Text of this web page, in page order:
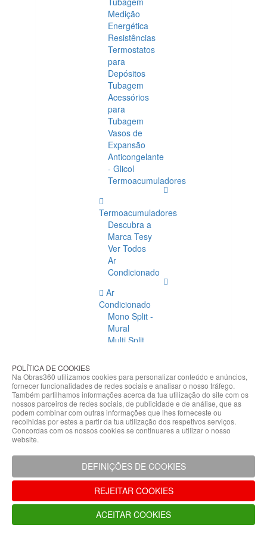
Medição
Energética
Resistências
Termostatos
para
Depósitos
Tubagem
Acessórios
para
Tubagem
Vasos de
Expansão
Anticongelante
- Glicol
Termoacumuladores
Termoacumuladores
Descubra a
Marca Tesy
Ver Todos
Ar
Condicionado
Ar
Condicionado
Mono Split -
Mural
Multi Split
Condicionado
Acessórios
Climatização
Acessórios
Climatização
Hidráulicas
Controladores
Fixações e
Acessórios
Isolamento
para
Tubagem
POLÍTICA DE COOKIES
Na Obras360 utilizamos cookies para personalizar conteúdo e anúncios,
fornecer funcionalidades de redes sociais e analisar o nosso tráfego.
Também partilhamos informações acerca da tua utilização do site com os
nossos parceiros de redes sociais, de publicidade e de análise, que as
podem combinar com outras informações que lhes forneceste ou
recolhidas por estes a partir da tua utilização dos respetivos serviços.
Concordas com os nossos cookies se continuares a utilizar o nosso
website.
DEFINIÇÕES DE COOKIES
REJEITAR COOKIES
ACEITAR COOKIES